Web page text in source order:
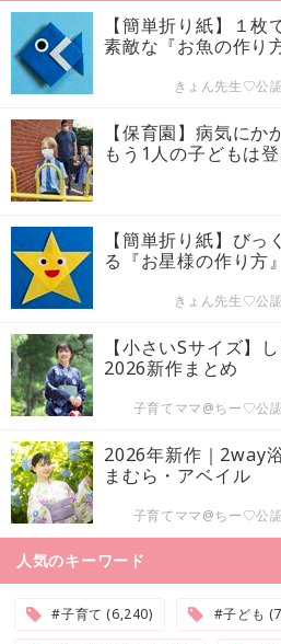
【簡単折り紙】１
素敵な『お魚の作り
きょん先生♡公
【保育園】病気にか
もう1人の子どもは
【簡単折り紙】びっ
る『お星様の作り方』
きょん先生♡公
【小さいSサイズ】
2026新作まとめ
子育てママ@ちー♡公
2026年新作｜2way
まむら・アベイル
子育てママ@ちー♡公
人気のキーワード
#子育て (6,240) #子ども